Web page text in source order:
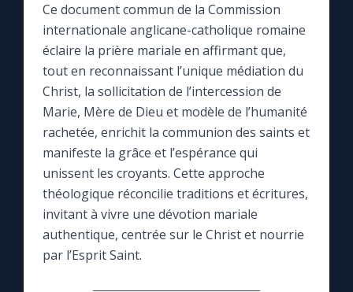
La newsletter
La vidéo de la semaine
Le compte Tiktok
Le magazine
Le site internet
Questions-réponses
Ce document commun de la Commission
internationale anglicane-catholique romaine
éclaire la prière mariale en affirmant que,
tout en reconnaissant l’unique médiation du
Christ, la sollicitation de l’intercession de
Marie, Mère de Dieu et modèle de l’humanité
rachetée, enrichit la communion des saints et
manifeste la grâce et l’espérance qui
unissent les croyants. Cette approche
théologique réconcilie traditions et écritures,
invitant à vivre une dévotion mariale
authentique, centrée sur le Christ et nourrie
par l’Esprit Saint.